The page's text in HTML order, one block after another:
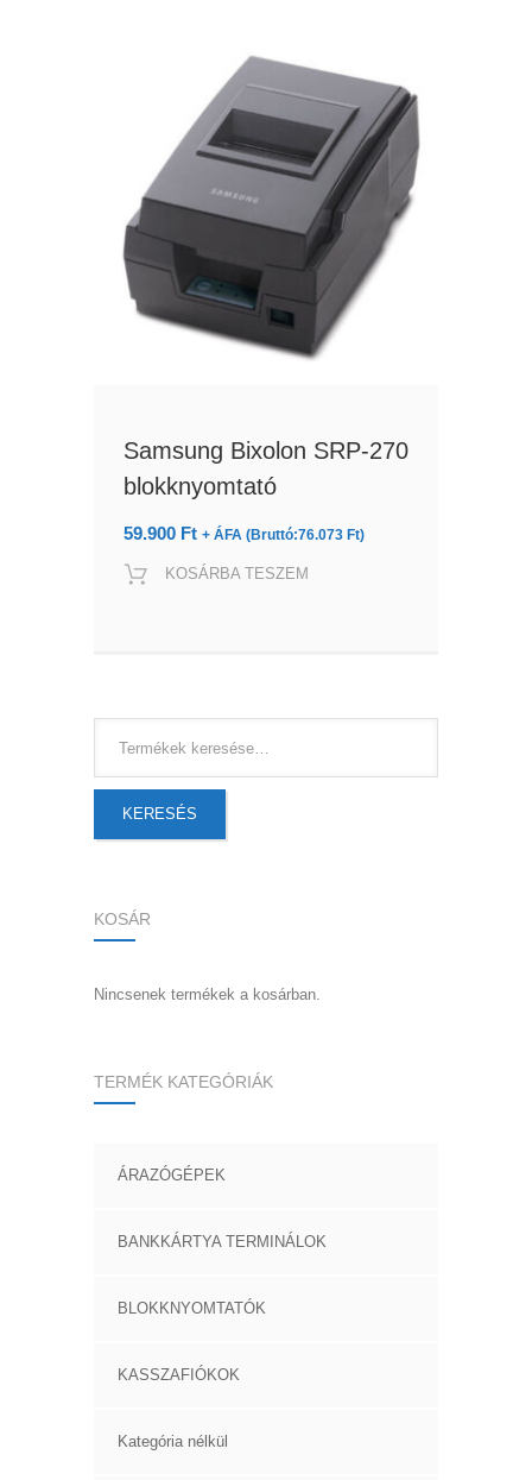
Samsung Bixolon SRP-270
blokknyomtató
59.900 Ft + ÁFA (Bruttó:76.073 Ft)
KOSÁRBA TESZEM
KERESÉS
KOSÁR
Nincsenek termékek a kosárban.
TERMÉK KATEGÓRIÁK
ÁRAZÓGÉPEK
BANKKÁRTYA TERMINÁLOK
BLOKKNYOMTATÓK
KASSZAFIÓKOK
Kategória nélkül